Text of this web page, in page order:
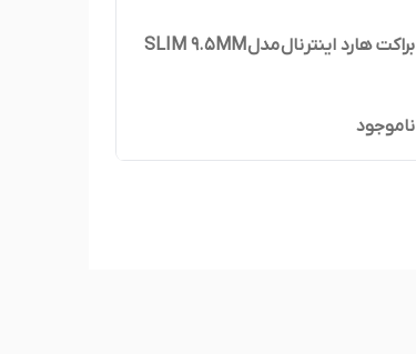
براکت هارد اینترنال مدل SLIM 9.5MM
ناموجود